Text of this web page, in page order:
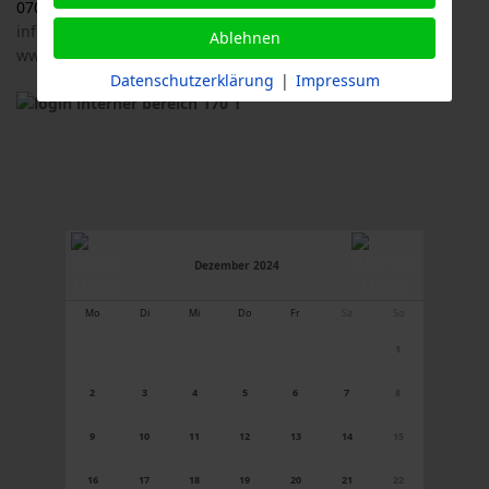
07033 / 69 23 902
info@logl-bw.de
www.logl-bw.de
Dezember 2024
Mo Di Mi Do Fr
1
2 3 4 5 6 7 8
9 10 11 12 13 14 15
16 17 18 19 20 21 22
Ablehnen
Datenschutzerklärung | Impressum